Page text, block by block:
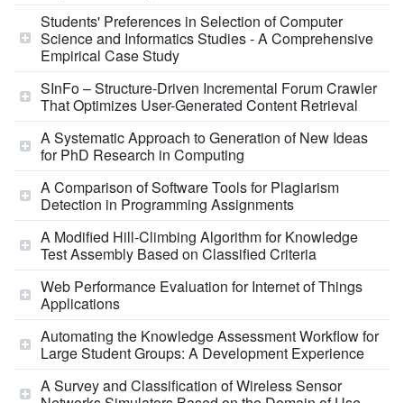
Students' Preferences in Selection of Computer
Science and Informatics Studies - A Comprehensive
Empirical Case Study
SInFo – Structure-Driven Incremental Forum Crawler
That Optimizes User-Generated Content Retrieval
A Systematic Approach to Generation of New Ideas
for PhD Research in Computing
A Comparison of Software Tools for Plagiarism
Detection in Programming Assignments
A Modified Hill-Climbing Algorithm for Knowledge
Test Assembly Based on Classified Criteria
Web Performance Evaluation for Internet of Things
Applications
Automating the Knowledge Assessment Workflow for
Large Student Groups: A Development Experience
A Survey and Classification of Wireless Sensor